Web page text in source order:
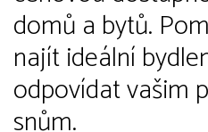
domů a bytů.
najít ideální
odpovídat vašim
snům.